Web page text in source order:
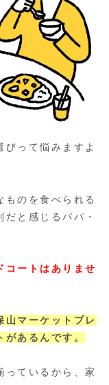
って悩みますよ
ものを食べられる
と感じるパパ・
コートはありませ
山マーケットプレ
あるんです。
っているから、家